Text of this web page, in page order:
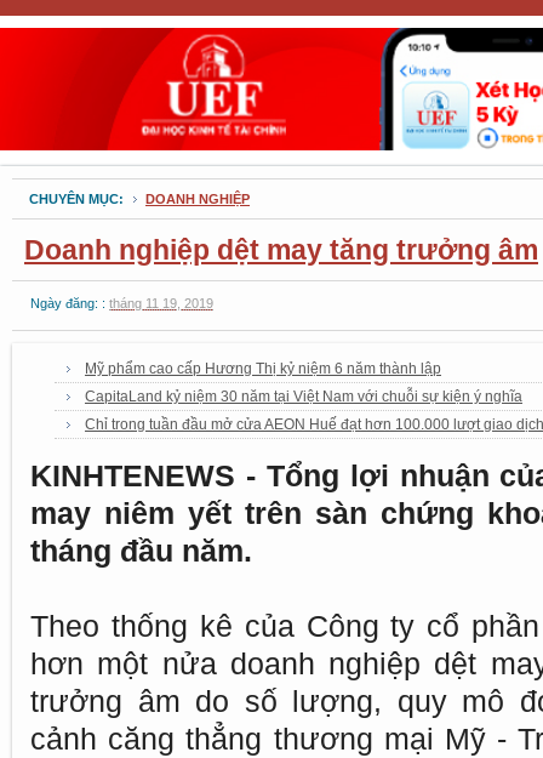
CHUYÊN MỤC: DOANH NGHIỆP
Doanh nghiệp dệt may tăng trưởng âm
Ngày đăng: : tháng 11 19, 2019
Mỹ phẩm cao cấp Hương Thị kỷ niệm 6 năm thành lập
CapitaLand kỷ niệm 30 năm tại Việt Nam với chuỗi sự kiện ý nghĩa
Chỉ trong tuần đầu mở cửa AEON Huế đạt hơn 100.000 lượt giao dịch
KINHTENEWS - Tổng lợi nhuận
may niêm yết trên sàn chứng
tháng đầu năm.
Theo thống kê của Công ty cổ
hơn một nửa doanh nghiệp dệt
trưởng âm do số lượng, quy mô
cảnh căng thẳng thương mại Mỹ -